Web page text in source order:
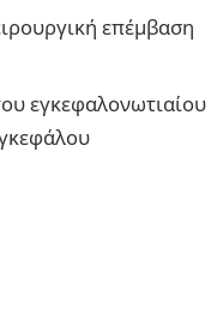
επέμβαση
εγκεφαλονωτιαίου